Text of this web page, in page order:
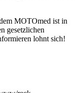
MOTOmed ist in
gesetzlichen
lohnt sich!